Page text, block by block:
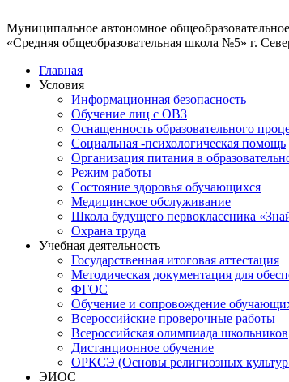
Муниципальное автономное
«Средняя общеобразовательная школа №5» г.
Главная
Условия
Информационная безопасность
Обучение лиц с ОВЗ
Оснащенность образовательного
Социальная -психологическая помощь
Организация питания в
Режим работы
Состояние здоровья обучающихся
Медицинское обслуживание
Школа будущего первоклассника
Охрана труда
Учебная деятельность
Государственная итоговая аттестация
Методическая документация для
ФГОС
Обучение и сопровождение
Всероссийские проверочные работы
Всероссийская олимпиада школьников
Дистанционное обучение
ОРКСЭ (Основы религиозных культур
ЭИОС